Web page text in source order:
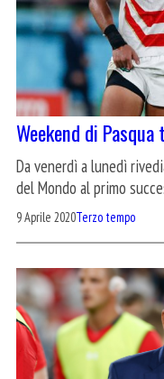
Weekend di
Da venerdì a lunedì
del Mondo al primo
9 Aprile 2020Terzo tempo